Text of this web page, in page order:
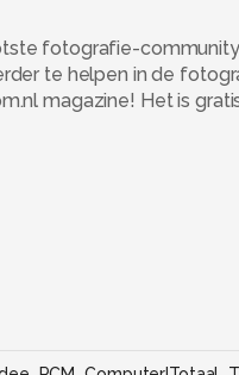
fotografie-
te helpen in de
magazine! Het is